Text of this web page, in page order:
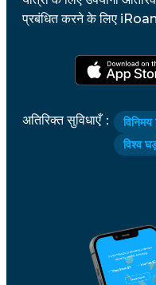
प्रबंधित करने के लिए
अतिरिक्त सुविधाएँ：
विश्व